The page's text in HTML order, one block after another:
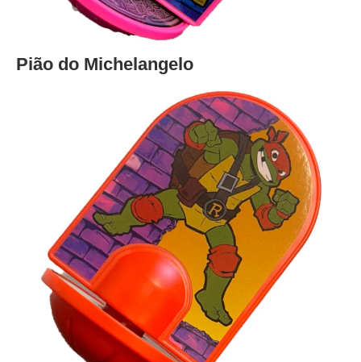
Pião do Michelangelo